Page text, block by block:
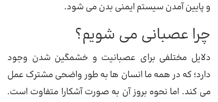
و پایین آمدن سیستم ایمنی بدن می شود.
چرا عصبانی می شویم؟
دلایل مختلفی برای عصبانیت و خشمگین شدن وجود
دارد؛ که در همه ما انسان ها به طور واضحی مشترک عمل
می کند. اما نحوه بروز آن به صورت آشکارا متفاوت است.